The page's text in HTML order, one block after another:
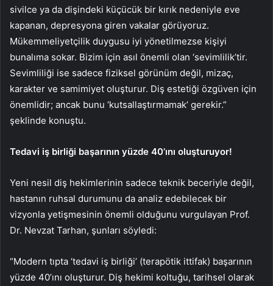
sivilce ya da dişindeki küçücük bir kırık nedeniyle eve
kapanan, depresyona giren vakalar görüyoruz.
Mükemmeliyetçilik duygusu iyi yönetilmezse kişiyi
bunalıma sokar. Bizim için asıl önemli olan ‘sevimlilik’tir.
Sevimliliği ise sadece fiziksel görünüm değil, mizaç,
karakter ve samimiyet oluşturur. Diş estetiği özgüven için
önemlidir; ancak bunu ‘kutsallaştırmamak’ gerekir.”
şeklinde konuştu.
Tedavi iş birliği başarının yüzde 40’ını oluşturuyor!
Yeni nesil diş hekimlerinin sadece teknik beceriyle değil,
hastanın ruhsal durumunu da analiz edebilecek bir
vizyonla yetişmesinin önemli olduğunu vurgulayan Prof.
Dr. Nevzat Tarhan, şunları söyledi:
“Modern tıpta ‘tedavi iş birliği’ (terapötik ittifak) başarının
yüzde 40’ını oluşturur. Diş hekimi koltuğu, tarihsel olarak